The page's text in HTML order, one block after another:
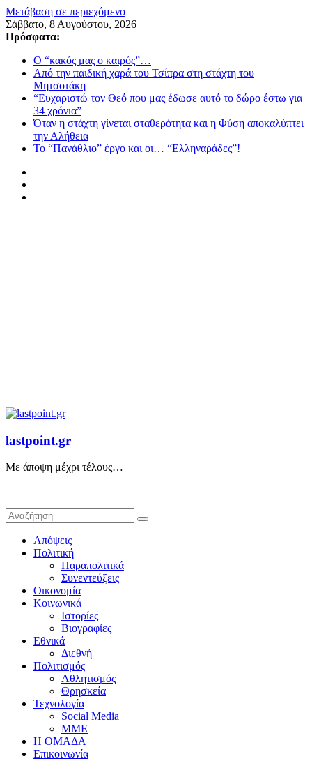
Μετάβαση σε περιεχόμενο
Σάββατο, 8 Αυγούστου, 2026
Πρόσφατα:
Ο “κακός μας ο καιρός”…
Από την παιδική χαρά του Τσίπρα στη στάχτη του
Μητσοτάκη
“Ευχαριστώ τον Θεό που μας έδωσε αυτό το δώρο έστω για
34 χρόνια”
Όταν η στάχτη γίνεται σταθερότητα και η Φύση αποκαλύπτει
την Αλήθεια
Το “Πανάθλιο” έργο και οι… “Ελληναράδες”!
lastpoint.gr
Με άποψη μέχρι τέλους…
Απόψεις
Πολιτική
Παραπολιτικά
Συνεντεύξεις
Οικονομία
Κοινωνικά
Ιστορίες
Βιογραφίες
Εθνικά
Διεθνή
Πολιτισμός
Αθλητισμός
Θρησκεία
Τεχνολογία
Social Media
ΜΜΕ
Η ΟΜΑΔΑ
Επικοινωνία